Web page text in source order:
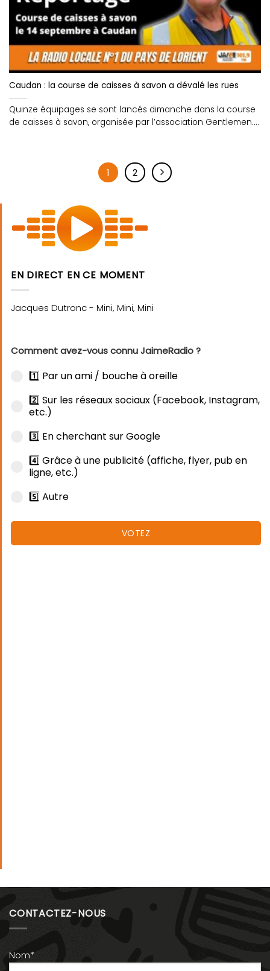
Caudan : la course de caisses à savon a dévalé les rues
Quinze équipages se sont lancés dimanche dans la course
de caisses à savon, organisée par l’association Gentlemen....
1 2
EN DIRECT EN CE MOMENT
Comment avez-vous connu JaimeRadio ?
1️⃣ Par un ami / bouche à oreille
2️⃣ Sur les réseaux sociaux (Facebook, Instagram,
etc.)
3️⃣ En cherchant sur Google
4️⃣ Grâce à une publicité (affiche, flyer, pub en
ligne, etc.)
5️⃣ Autre
VOTEZ
CONTACTEZ-NOUS
Nom*